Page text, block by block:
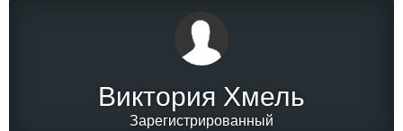
Виктория Хмель
Зарегистрированный